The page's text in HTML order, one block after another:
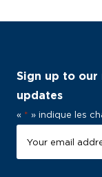
Sign up to our
updates
« * » indique les